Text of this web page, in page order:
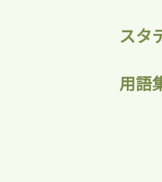
事をお気に入りに
ログインが必
スタ
用語